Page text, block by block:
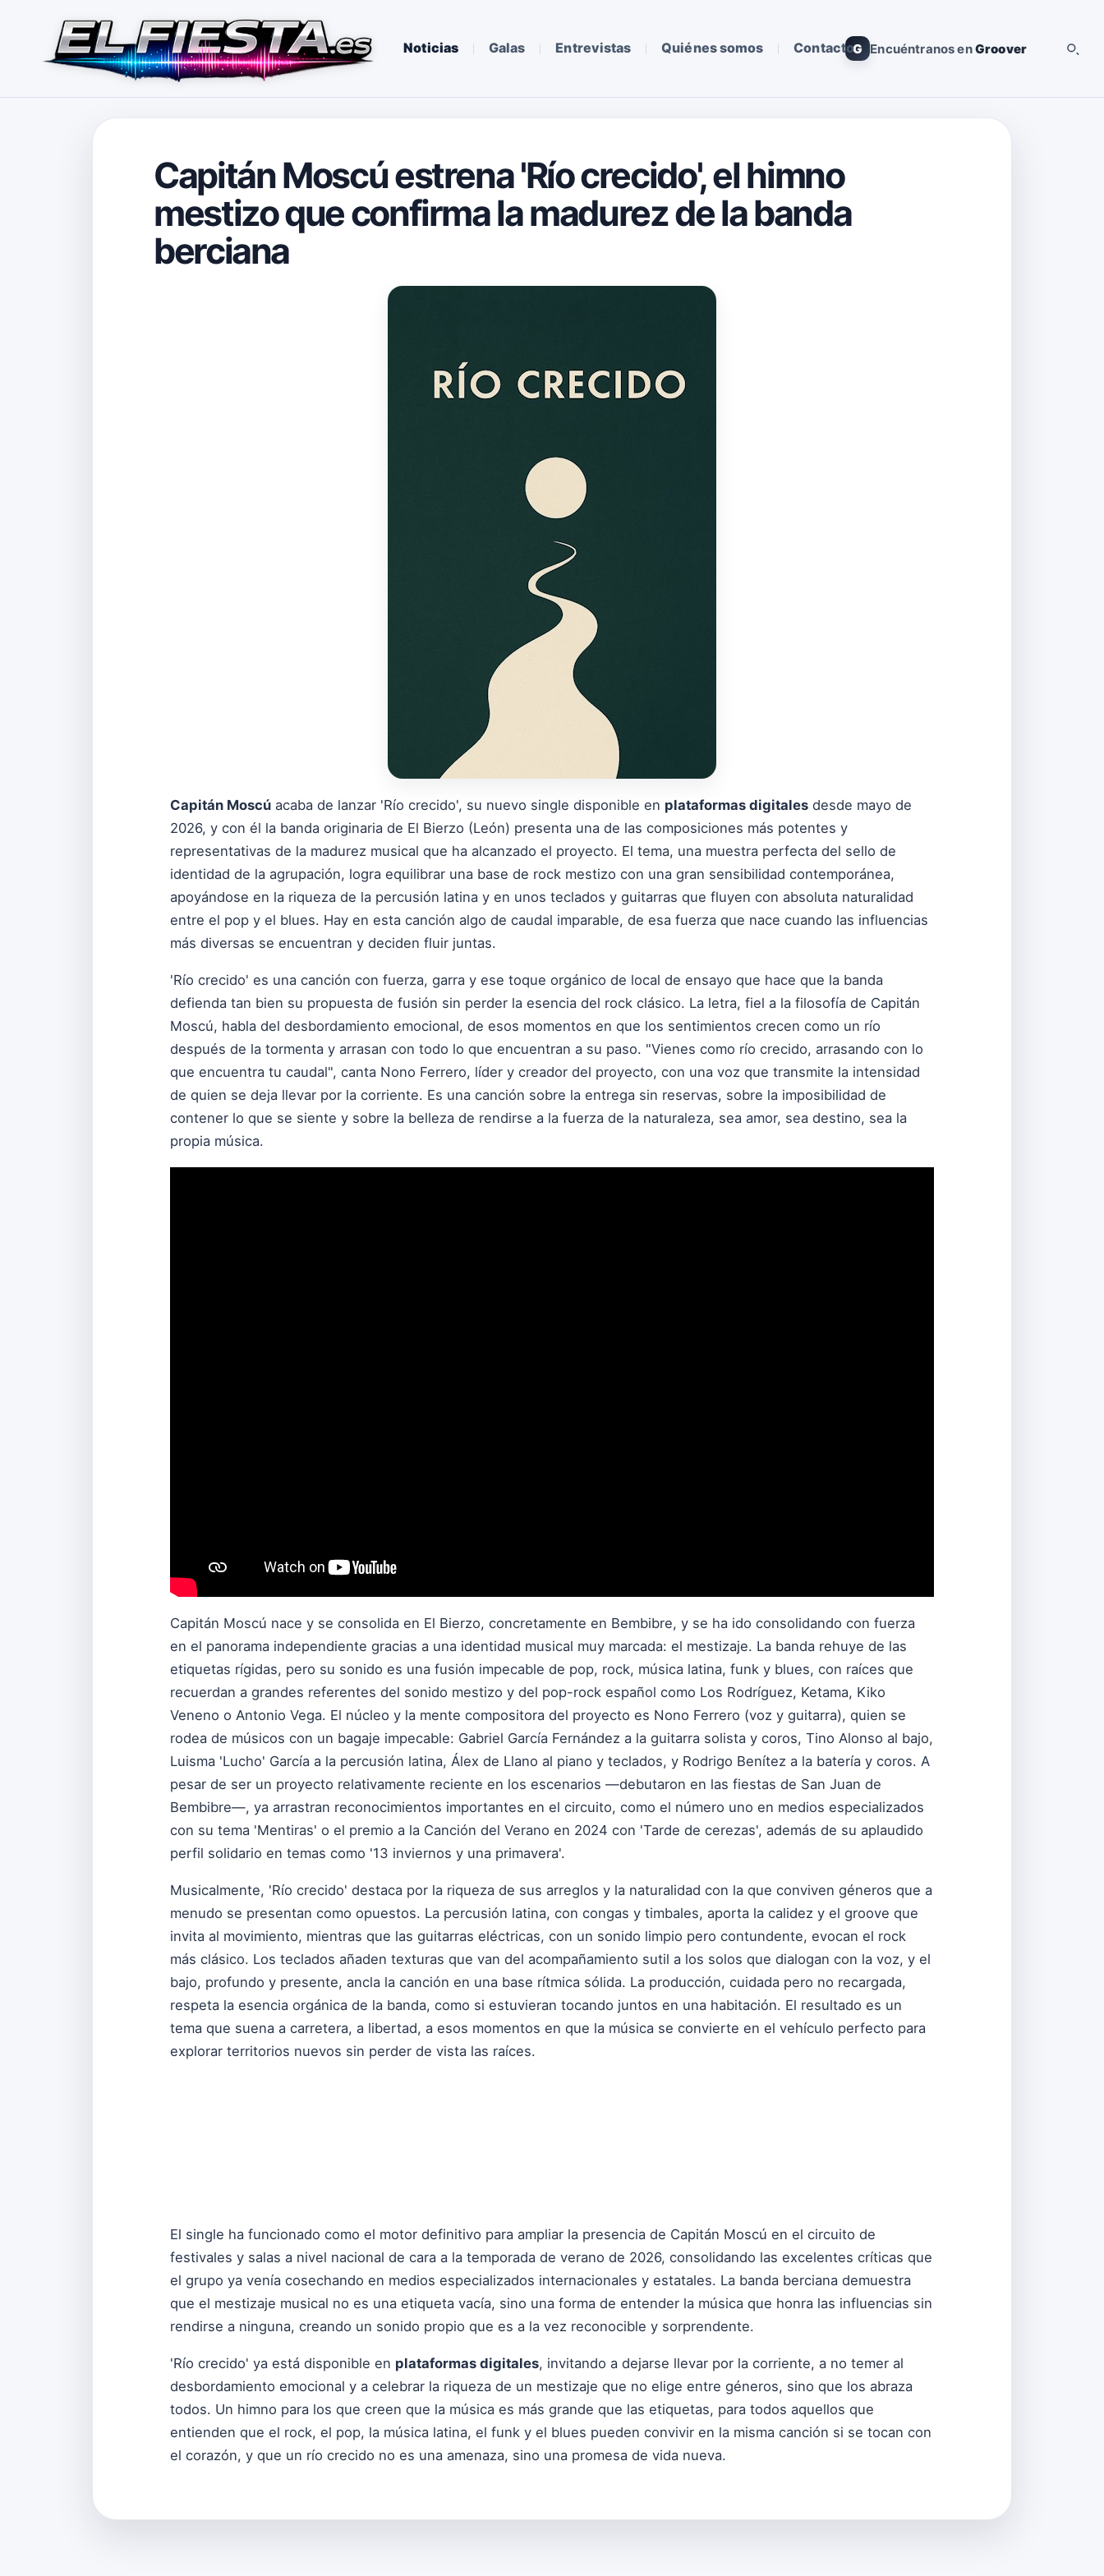
Noticias Galas Entrevistas Quiénes somos ContactoG Encuéntranos enGroover
Capitán Moscú estrena 'Río crecido', el himno
mestizo que confirma la madurez de la banda
berciana
Capitán Moscú acaba de lanzar 'Río crecido', su nuevo single disponible en plataformas digitales desde mayo de
2026, y con él la banda originaria de El Bierzo (León) presenta una de las composiciones más potentes y
representativas de la madurez musical que ha alcanzado el proyecto. El tema, una muestra perfecta del sello de
identidad de la agrupación, logra equilibrar una base de rock mestizo con una gran sensibilidad contemporánea,
apoyándose en la riqueza de la percusión latina y en unos teclados y guitarras que fluyen con absoluta naturalidad
entre el pop y el blues. Hay en esta canción algo de caudal imparable, de esa fuerza que nace cuando las influencias
más diversas se encuentran y deciden fluir juntas.
'Río crecido' es una canción con fuerza, garra y ese toque orgánico de local de ensayo que hace que la banda
defienda tan bien su propuesta de fusión sin perder la esencia del rock clásico. La letra, fiel a la filosofía de Capitán
Moscú, habla del desbordamiento emocional, de esos momentos en que los sentimientos crecen como un río
después de la tormenta y arrasan con todo lo que encuentran a su paso. "Vienes como río crecido, arrasando con lo
que encuentra tu caudal", canta Nono Ferrero, líder y creador del proyecto, con una voz que transmite la intensidad
de quien se deja llevar por la corriente. Es una canción sobre la entrega sin reservas, sobre la imposibilidad de
contener lo que se siente y sobre la belleza de rendirse a la fuerza de la naturaleza, sea amor, sea destino, sea la
propia música.
Capitán Moscú nace y se consolida en El Bierzo, concretamente en Bembibre, y se ha ido consolidando con fuerza
en el panorama independiente gracias a una identidad musical muy marcada: el mestizaje. La banda rehuye de las
etiquetas rígidas, pero su sonido es una fusión impecable de pop, rock, música latina, funk y blues, con raíces que
recuerdan a grandes referentes del sonido mestizo y del pop-rock español como Los Rodríguez, Ketama, Kiko
Veneno o Antonio Vega. El núcleo y la mente compositora del proyecto es Nono Ferrero (voz y guitarra), quien se
rodea de músicos con un bagaje impecable: Gabriel García Fernández a la guitarra solista y coros, Tino Alonso al bajo,
Luisma 'Lucho' García a la percusión latina, Álex de Llano al piano y teclados, y Rodrigo Benítez a la batería y coros. A
pesar de ser un proyecto relativamente reciente en los escenarios —debutaron en las fiestas de San Juan de
Bembibre—, ya arrastran reconocimientos importantes en el circuito, como el número uno en medios especializados
con su tema 'Mentiras' o el premio a la Canción del Verano en 2024 con 'Tarde de cerezas', además de su aplaudido
perfil solidario en temas como '13 inviernos y una primavera'.
Musicalmente, 'Río crecido' destaca por la riqueza de sus arreglos y la naturalidad con la que conviven géneros que a
menudo se presentan como opuestos. La percusión latina, con congas y timbales, aporta la calidez y el groove que
invita al movimiento, mientras que las guitarras eléctricas, con un sonido limpio pero contundente, evocan el rock
más clásico. Los teclados añaden texturas que van del acompañamiento sutil a los solos que dialogan con la voz, y el
bajo, profundo y presente, ancla la canción en una base rítmica sólida. La producción, cuidada pero no recargada,
respeta la esencia orgánica de la banda, como si estuvieran tocando juntos en una habitación. El resultado es un
tema que suena a carretera, a libertad, a esos momentos en que la música se convierte en el vehículo perfecto para
explorar territorios nuevos sin perder de vista las raíces.
El single ha funcionado como el motor definitivo para ampliar la presencia de Capitán Moscú en el circuito de
festivales y salas a nivel nacional de cara a la temporada de verano de 2026, consolidando las excelentes críticas que
el grupo ya venía cosechando en medios especializados internacionales y estatales. La banda berciana demuestra
que el mestizaje musical no es una etiqueta vacía, sino una forma de entender la música que honra las influencias sin
rendirse a ninguna, creando un sonido propio que es a la vez reconocible y sorprendente.
'Río crecido' ya está disponible en plataformas digitales, invitando a dejarse llevar por la corriente, a no temer al
desbordamiento emocional y a celebrar la riqueza de un mestizaje que no elige entre géneros, sino que los abraza
todos. Un himno para los que creen que la música es más grande que las etiquetas, para todos aquellos que
entienden que el rock, el pop, la música latina, el funk y el blues pueden convivir en la misma canción si se tocan con
el corazón, y que un río crecido no es una amenaza, sino una promesa de vida nueva.